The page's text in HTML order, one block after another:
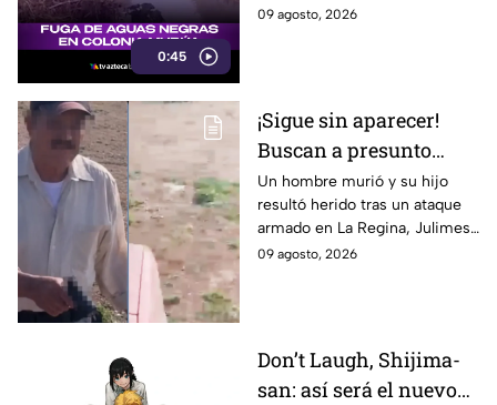
0:45
comerciantes ambulantes y
09 agosto, 2026
¡Sigue sin aparecer!
Buscan a presunto
responsable de ataque
que dejó un muerto en
Julimes
Un hombre murió y su hijo
resultó herido tras un ataque
armado en La Regina, Julimes.
El presunto responsable ya
09 agosto, 2026
Don’t Laugh, Shijima-
san: así será el nuevo